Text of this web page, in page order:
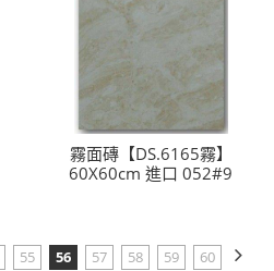
霧面磚【DS.6165霧】
60X60cm 進口 052#9
55 56 57 58 59
60